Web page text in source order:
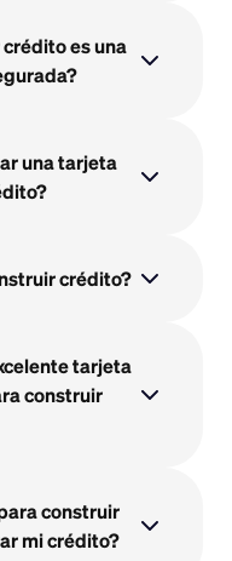
es una
una tarjeta
crédito?
tarjeta
construir
construir
mi crédito?